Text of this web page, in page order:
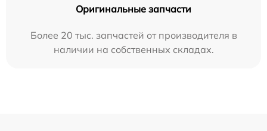
Оригинальные запчасти
Более 20 тыс. запчастей от производителя в
наличии на собственных складах.